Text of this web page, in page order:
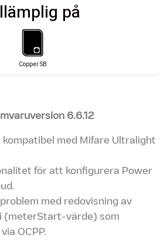
på
Copper SB
6.6.12
kompatibel med Mifare Ultralight
för att konfigurera Power
med redovisning av
(meterStart-värde) som
OCPP.